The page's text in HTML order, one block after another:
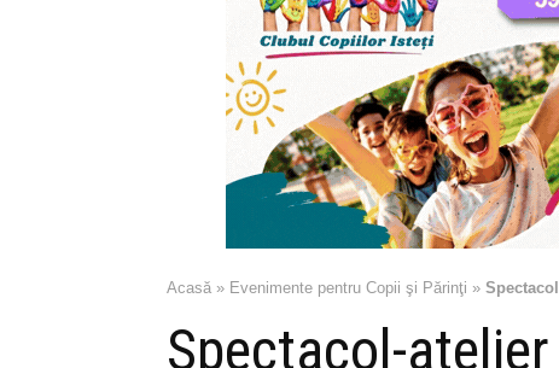
Acasă » Evenimente pentru Copii şi Părinţi »
Spectacol-